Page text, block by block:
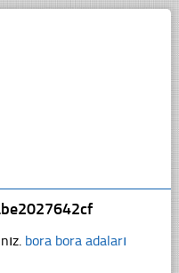
bora bora adaları